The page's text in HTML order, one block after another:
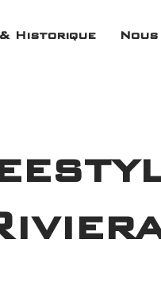
Historique